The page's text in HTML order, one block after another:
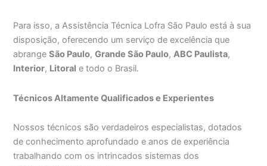
Para isso, a Assistência Técnica Lofra São Paulo está à sua
disposição, oferecendo um serviço de excelência que
abrangeSão Paulo,Grande São Paulo,ABC Paulista,
Interior, Litoral e todo o Brasil.
Técnicos Altamente Qualificados e Experientes
Nossos técnicos são verdadeiros especialistas, dotados
de conhecimento aprofundado e anos de experiência
trabalhando com os intrincados sistemas dos